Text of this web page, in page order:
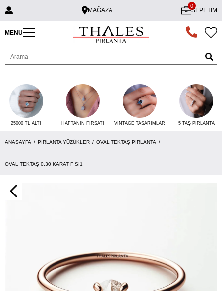
MAĞAZA SEPETIM
0
MENU
25000 TL ALTI HAFTANIN FIRSATI VINTAGE TASARIMLAR 5 TAŞ PIRLANTA
ANASAYFA PIRLANTA YÜZÜKLER OVAL TEKTAŞ PIRLANTA
OVAL TEKTAŞ 0,30 KARAT F SI1